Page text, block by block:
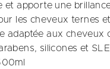
et apporte une
les cheveux ternes
adaptée aux cheveux
silicones et